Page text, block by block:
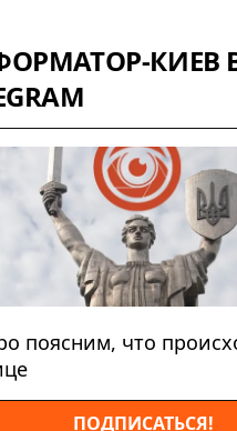
КИЕВ
поясним, что
ПОДПИСАТЬСЯ!